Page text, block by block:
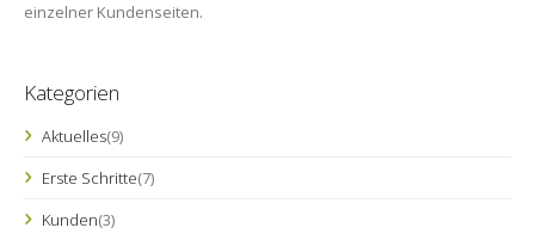
einzelner Kundenseiten.
Kategorien
Aktuelles(9)
Erste Schritte(7)
Kunden(3)